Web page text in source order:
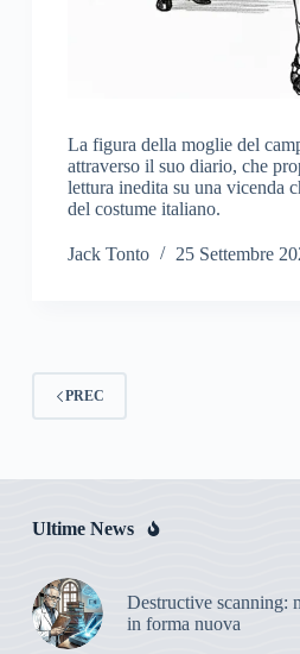
La figura della moglie del
attraverso il suo diario, che
lettura inedita su una vicenda
del costume italiano.
Jack Tonto 25 Settembre
PREC
Ultime News
Destructive scanning:
in forma nuova